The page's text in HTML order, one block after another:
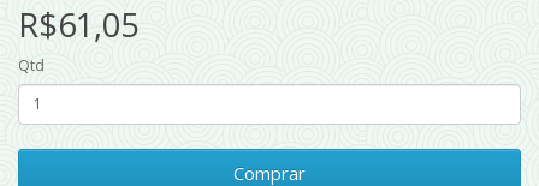
R$61,05
Qtd
Comprar